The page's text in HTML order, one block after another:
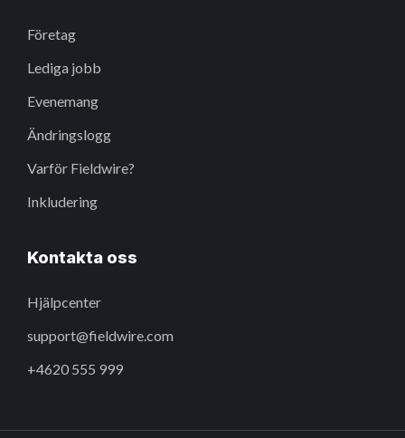
Företag
Lediga jobb
Evenemang
Ändringslogg
Varför Fieldwire?
Inkludering
Kontakta oss
Hjälpcenter
support@fieldwire.com
+4620 555 999